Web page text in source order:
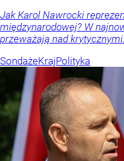
Jak Karol Nawrocki
międzynarodowej? W
przeważają nad krytycznymi.
SondażeKrajPolityka